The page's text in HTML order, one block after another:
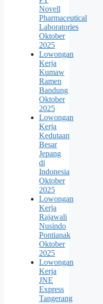
Novell
Pharmaceutical
Laboratories
Oktober
2025
Lowongan
Kerja
Kumaw
Ramen
Bandung
Oktober
2025
Lowongan
Kerja
Kedutaan
Besar
Jepang
di
Indonesia
Oktober
2025
Lowongan
Kerja
Rajawali
Nusindo
Pontianak
Oktober
2025
Lowongan
Kerja
JNE
Express
Tangerang